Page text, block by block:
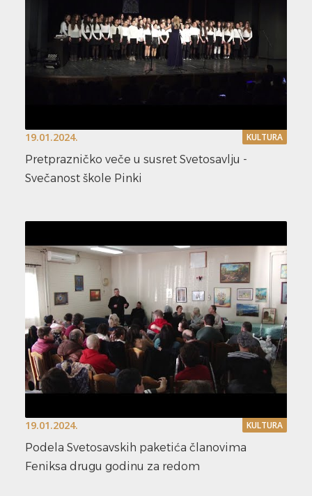
19.01.2024. KULTURA
Pretprazničko veče u susret Svetosavlju -
Svečanost škole Pinki
19.01.2024. KULTURA
Podela Svetosavskih paketića članovima
Feniksa drugu godinu za redom